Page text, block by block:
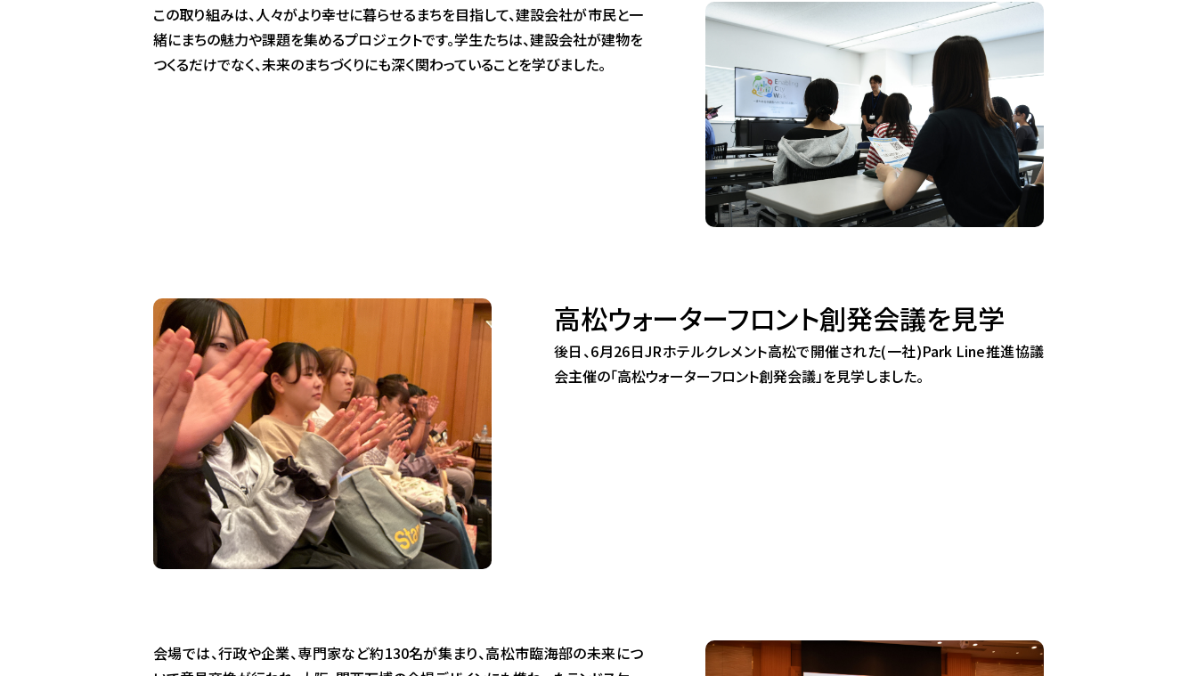
この取り組みは、人々がより幸せに暮らせるまちを目指して、建設会社が市民と一
緒にまちの魅力や課題を集めるプロジェクトです。学生たちは、建設会社が建物を
つくるだけでなく、未来のまちづくりにも深く関わっていることを学びました。
高松ウォーターフロント創発会議を見学
後日、6月26日JRホテルクレメント高松で開催された(一社)Park Line推進協議
会主催の「高松ウォーターフロント創発会議」を見学しました。
会場では、行政や企業、専門家など約130名が集まり、高松市臨海部の未来につ